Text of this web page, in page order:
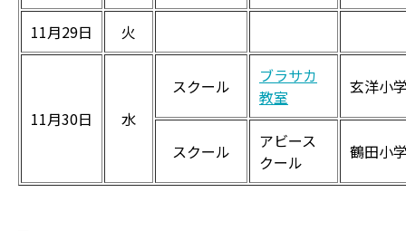
11月29日 火
11月30日 水
スクール
ブラサカ
教室
玄洋小
スクール
アビース
クール
鶴田小